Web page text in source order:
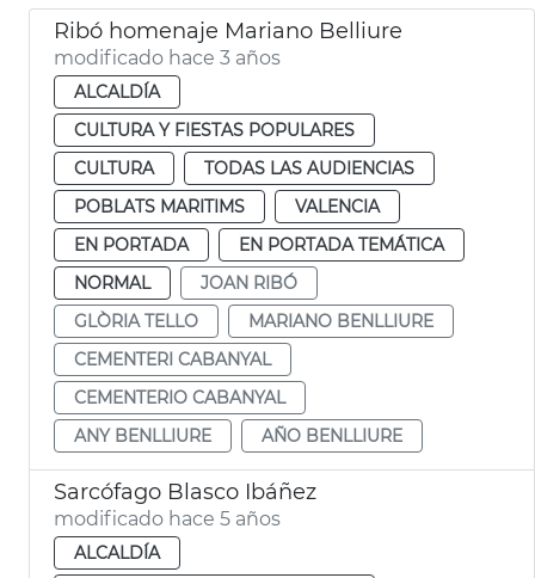
Ribó homenaje Mariano Belliure
modificado hace 3 años
ALCALDÍA
CULTURA Y FIESTAS POPULARES
CULTURA
TODAS LAS AUDIENCIAS
POBLATS MARITIMS
VALENCIA
EN PORTADA
EN PORTADA TEMÁTICA
NORMAL
JOAN RIBÓ
GLÒRIA TELLO
MARIANO BENLLIURE
CEMENTERI CABANYAL
CEMENTERIO CABANYAL
ANY BENLLIURE
AÑO BENLLIURE
Sarcófago Blasco Ibáñez
modificado hace 5 años
ALCALDÍA